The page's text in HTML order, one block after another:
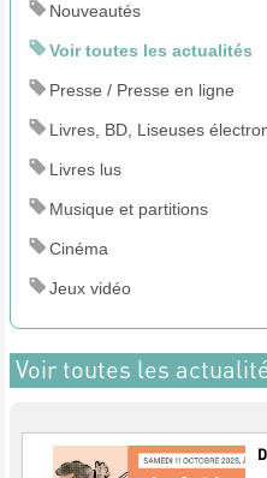
Nouveautés
Voir toutes les actualités
Presse / Presse en ligne
Livres, BD, Liseuses
Livres lus
Musique et partitions
Cinéma
Jeux vidéo
Voir toutes les